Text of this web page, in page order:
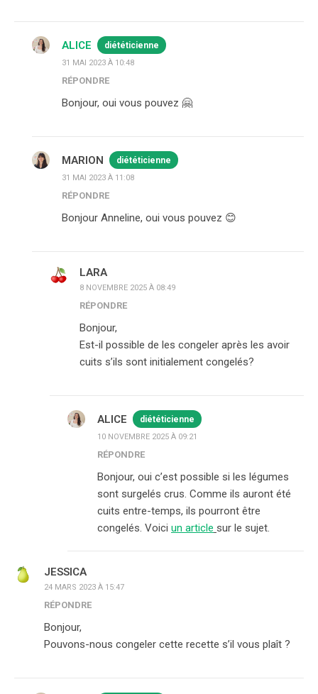
ALICE diététicienne
31 MAI 2023 À 10:48
RÉPONDRE
Bonjour, oui vous pouvez 🤗
MARION diététicienne
31 MAI 2023 À 11:08
RÉPONDRE
Bonjour Anneline, oui vous pouvez 😊
LARA
8 NOVEMBRE 2025 À 08:49
RÉPONDRE
Bonjour,
Est-il possible de les congeler après les avoir
cuits s’ils sont initialement congelés?
ALICE diététicienne
10 NOVEMBRE 2025 À 09:21
RÉPONDRE
Bonjour, oui c’est possible si les légumes
sont surgelés crus. Comme ils auront été
cuits entre-temps, ils pourront être
congelés. Voici un article sur le sujet.
JESSICA
24 MARS 2023 À 15:47
RÉPONDRE
Bonjour,
Pouvons-nous congeler cette recette s’il vous plaît ?